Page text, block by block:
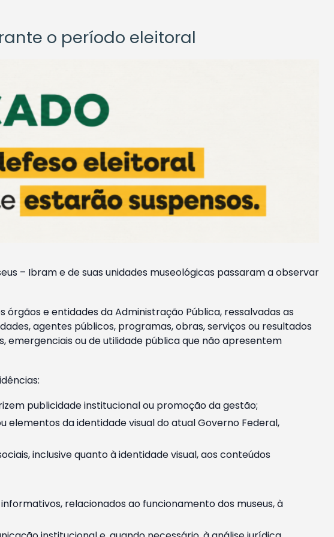
o período eleitoral
– Ibram e de suas unidades museológicas passaram a observar
e entidades da Administração Pública, ressalvadas as
agentes públicos, programas, obras, serviços ou resultados
ou de utilidade pública que não apresentem
publicidade institucional ou promoção da gestão;
da identidade visual do atual Governo Federal,
inclusive quanto à identidade visual, aos conteúdos
relacionados ao funcionamento dos museus, à